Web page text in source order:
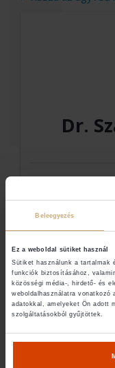
Beleegyezés
Ez a weboldal sütiket használ
Sütiket használunk a tartalmak
funkciók biztosításához,
közösségi média-, hirdető- és
weboldalhasználatra
adatokkal, amelyeket Ön adott
szolgáltatásokból gyűjtöttek.
Dr.
5600
elérhetőségét